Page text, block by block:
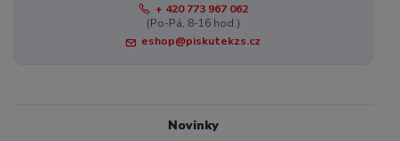
+ 420 773 967 062
(Po-Pá, 8-16 hod.)
eshop@piskutekzs.cz
Novinky